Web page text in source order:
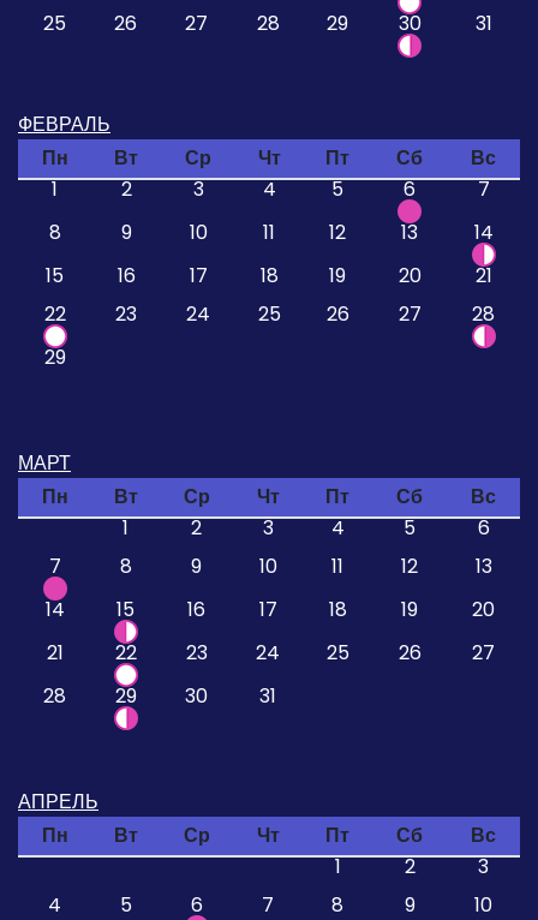
25
26 27 28 29 30 31
ФЕВРАЛЬ
Пн
Вт Ср Чт Пт Сб
Вс
1
2 3 4 5 6
7
8
9 10 11 12 13
14
15
16 17 18 19 20
21
22
23 24 25 26 27
28
29
МАРТ
Пн
Вт Ср Чт Пт Сб
Вс
1
2 3 4 5
6
7
8 9 10 11 12
13
14
15 16 17 18 19
20
21
22 23 24 25 26
27
28
29 30 31
АПРЕЛЬ
Пн
Вт Ср Чт Пт Сб
Вс
1
2
3
4
5 6 7 8 9
10